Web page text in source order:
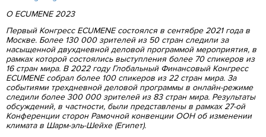
О ECUMENE 2023
Первый Конгресс ECUMENE состоялся в сентябре 2021 года в
Москве. Более 130 000 зрителей из 50 стран следили за
насыщенной двухдневной деловой программой мероприятия, в
рамках которой состоялись выступления более 70 спикеров из
16 стран мира. В 2022 году Глобальный Финансовый Конгресс
ECUMENE собрал более 100 спикеров из 22 стран мира. За
событиями трехдневной деловой программы в онлайн-режиме
следили более 300 000 зрителей из 83 стран мира. Результаты
обсуждений, в частности, были представлены в рамках 27-ой
Конференции сторон Рамочной конвенции ООН об изменении
климата в Шарм-эль-Шейхе (Египет).